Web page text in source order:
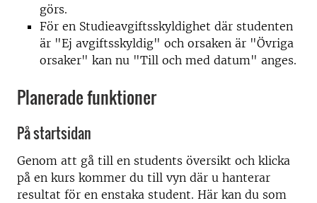
görs.
För en Studieavgiftsskyldighet där studenten
är "Ej avgiftsskyldig" och orsaken är "Övriga
orsaker" kan nu "Till och med datum" anges.
Planerade funktioner
På startsidan
Genom att gå till en students översikt och klicka
på en kurs kommer du till vyn där u hanterar
resultat för en enstaka student. Här kan du som